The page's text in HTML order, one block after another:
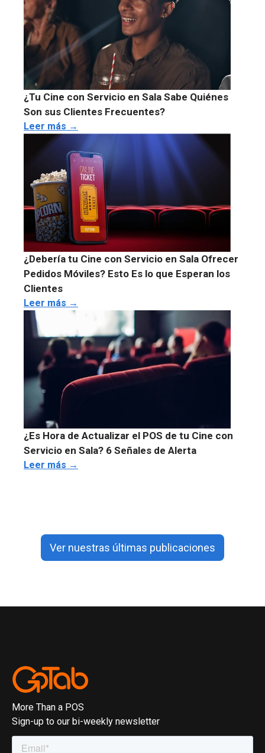
¿Tu Cine con Servicio en Sala Sabe Quiénes
Son sus Clientes Frecuentes?
Leer más →
¿Debería tu Cine con Servicio en Sala Ofrecer
Pedidos Móviles? Esto Es lo que Esperan los
Clientes
Leer más →
¿Es Hora de Actualizar el POS de tu Cine con
Servicio en Sala? 6 Señales de Alerta
Leer más →
Ver nuestras últimas publicaciones
More Than a POS
Sign-up to our bi-weekly newsletter